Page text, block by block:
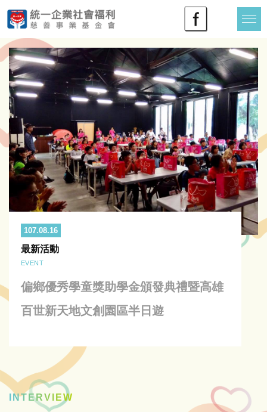
107.08.16
最新活動
EVENT
偏鄉優秀學童獎助學金頒發典禮暨高雄
百世新天地文創園區半日遊
INTERVIEW